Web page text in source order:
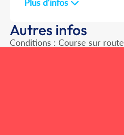
Plus d'infos
Autres infos
Conditions : Course sur route